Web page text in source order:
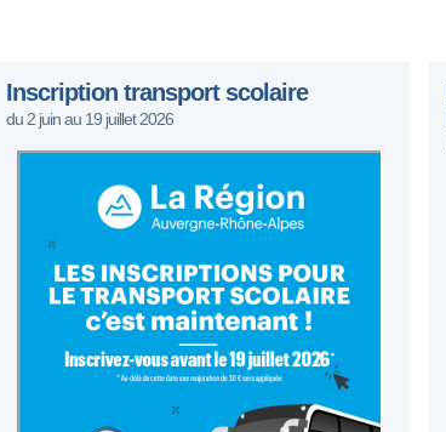
Inscription transport scolaire
du 2 juin au 19 juillet 2026